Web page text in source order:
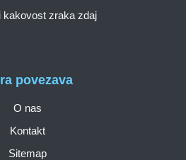
povezava
O nas
Kontakt
Sitemap
kakovost zraka zdaj